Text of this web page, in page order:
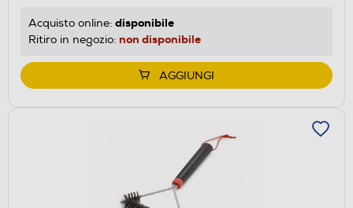
Acquisto online: disponibile
Ritiro in negozio: non disponibile
AGGIUNGI